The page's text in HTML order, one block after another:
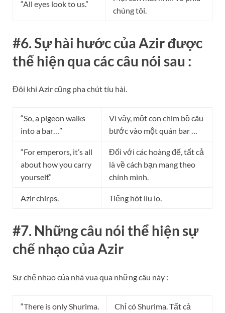
“All eyes look to us.”
chúng tôi.
#6. Sự hài hước của Azir được
thể hiện qua các câu nói sau :
Đôi khi Azir cũng pha chút tíu hài.
“So, a pigeon walks
into a bar…”
Vì vậy, một con chim bồ câu
bước vào một quán bar …
“For emperors, it’s all
about how you carry
yourself.”
Đối với các hoàng đế, tất cả
là về cách bạn mang theo
chính mình.
Azir chirps. Tiếng hót líu lo.
#7. Những câu nói thể hiện sự
chế nhạo của Azir
Sự chế nhạo của nhà vua qua những câu này :
“There is only Shurima.
Chỉ có Shurima. Tất cả